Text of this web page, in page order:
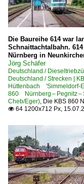
Bahnhöfe (F -
Hersbruck
Bahnhöfe (L - Q)
Marktredwitz
Neuhaus
~ Sonstige
1990
1993
1996
2000
2004
2008
2010
2011
Die Baureihe 614 war
Schnaittachtalbahn.
Nürnberg in
Jörg Schäfer
Deutschland /
Deutschland / Strecken |
Hüttenbach 'Simmeldorf-
860 Nürnberg – Pegnitz –
Cheb/Eger), Die KBS 860
 64 1200x712 Px,